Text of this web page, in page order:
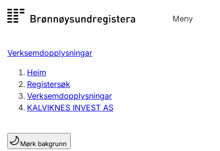
til
Meny
Registersøk
Aksjeselskap
Enkeltpersonføretak
Registrere, endre, slette
Verksemdopplysningar
Heim
Registersøk
Verksemdopplysningar
KALVIKNES INVEST AS
Mørk bakgrunn